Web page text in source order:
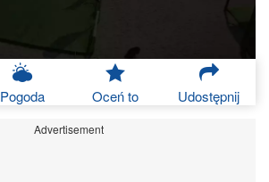
Pogoda Oceń to Udostępnij
Advertisement